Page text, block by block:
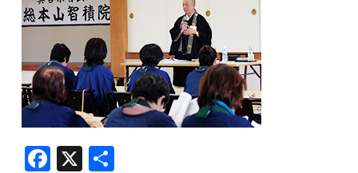
F X 共